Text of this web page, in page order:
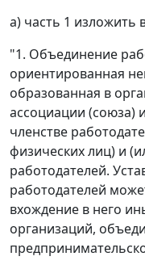
а) часть 1 изложить
"1. Объединение
ориентированная
образованная в
ассоциации (союза)
членстве
физических лиц) и
работодателей.
работодателей
вхождение в него
организаций,